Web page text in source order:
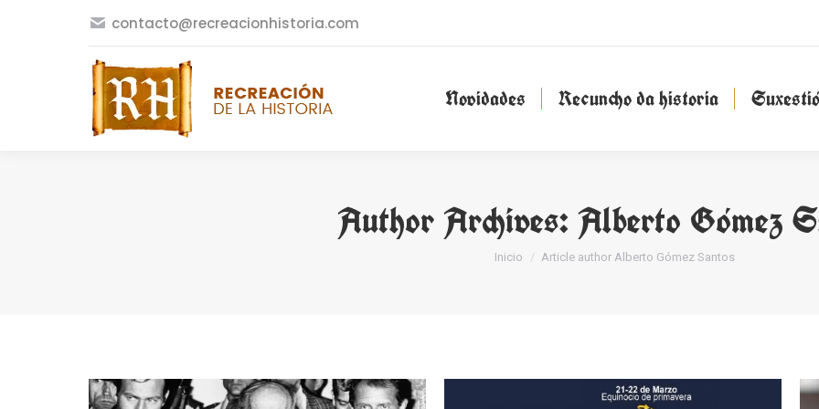
contacto@recreacionhistoria.com
Novidades Recuncho da historia
Author Archives:Alberto Gómez
You are here:
Inicio Article author Alberto Gómez Santos
Novidades Recuncho da historia